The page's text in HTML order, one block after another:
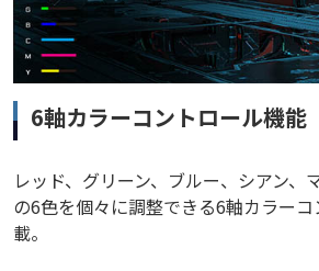
6軸カラーコントロール機能
レッド、グリーン、ブルー、シアン、
の6色を個々に調整できる6軸カラー
載。